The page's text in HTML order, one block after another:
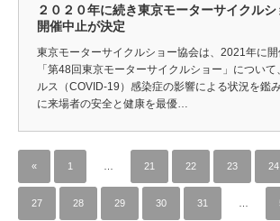
２０２０年に続き東京モーターサイクル
開催中止が決定
東京モーターサイクルショー協会は、2021年に
「第48回東京モーターサイクルショー」につい
ルス（COVID-19）感染症の影響による状況を鑑
に来場者の安全と健康を最優…
« 1 21 22 23 24
27 28 29 30 31